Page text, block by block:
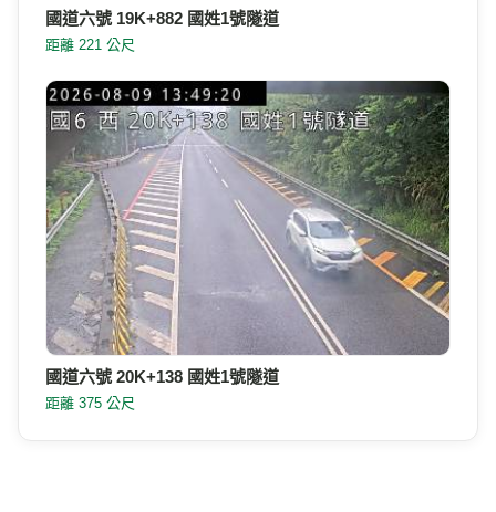
國道六號 19K+882 國姓1號隧道
距離 221 公尺
國道六號 20K+138 國姓1號隧道
距離 375 公尺